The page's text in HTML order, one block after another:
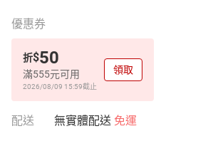
優惠券
折$50
滿555元可用
2026/08/09 15:59截止
領取
配送 無實體配送 免運